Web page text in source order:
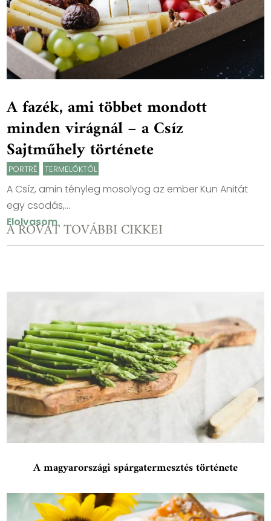
A fazék, ami többet mondott
minden virágnál – a Csíz
Sajtműhely története
PORTRÉ TERMELŐKTŐL
A Csíz, amin tényleg mosolyog az ember Kun Anitát
egy csodás,...
Elolvasom
A ROVAT TOVÁBBI CIKKEI
A magyarországi spárgatermesztés története